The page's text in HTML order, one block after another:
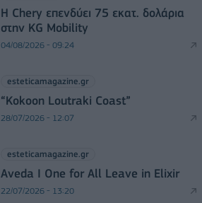
Η Chery επενδύει 75 εκατ. δολάρια
στην KG Mobility
04/08/2026 - 09:24
esteticamagazine.gr
“Kokoon Loutraki Coast”
28/07/2026 - 12:07
esteticamagazine.gr
Aveda I One for All Leave in Elixir
22/07/2026 - 13:20